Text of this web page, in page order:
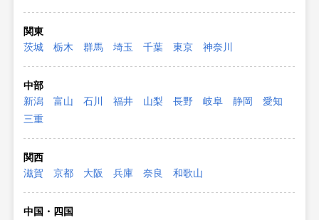
関東
茨城
栃木 群馬 埼玉 千葉 東京 神奈川
中部
新潟
富山 石川 福井 山梨 長野 岐阜 静岡
愛知
三重
関西
滋賀
京都 大阪 兵庫 奈良 和歌山
中国・四国